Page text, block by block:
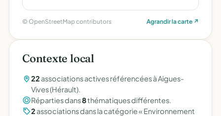
© OpenStreetMap contributors Agrandir la carte ↗
Contexte local
22 associations actives référencées à Aigues-
Vives (Hérault).
Réparties dans8thématiques différentes.
2 associations dans la catégorie « Environnement